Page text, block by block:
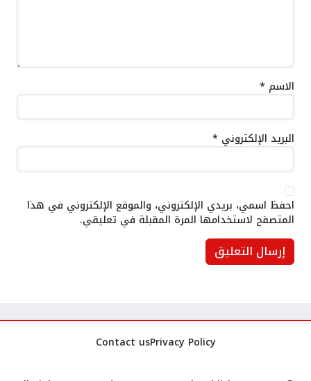
الاسم *
البريد الإلكتروني *
احفظ اسمي، بريدي الإلكتروني، والموقع الإلكتروني في هذا
المتصفح لاستخدامها المرة المقبلة في تعليقي.
Privacy Policy
Contact us